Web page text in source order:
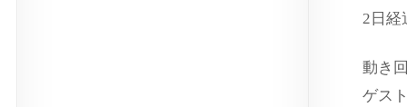
2日経
動き
ゲス